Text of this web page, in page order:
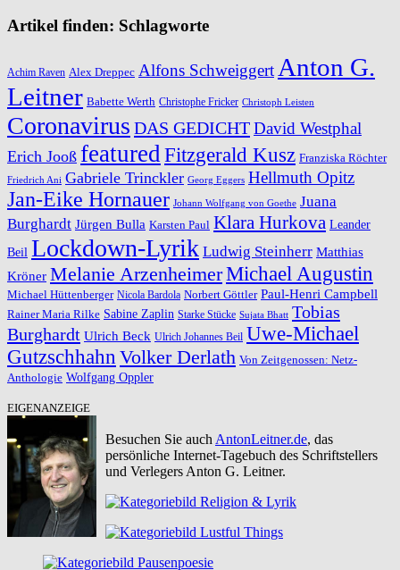
Artikel finden: Schlagworte
Achim Raven Alex Dreppec Alfons Schweiggert Anton G.
Leitner Babette Werth Christophe Fricker Christoph Leisten
Coronavirus DAS GEDICHTDavid Westphal
Erich Jooß featured Fitzgerald Kusz Franziska Röchter
Friedrich Ani Gabriele Trinckler Georg Eggers Hellmuth Opitz
Jan-Eike Hornauer Johann Wolfgang von Goethe Juana
Burghardt Jürgen Bulla Karsten Paul Klara Hurkova Leander
Beil Lockdown-Lyrik Ludwig Steinherr Matthias
Kröner Melanie ArzenheimerMichael Augustin
Michael Hüttenberger Nicola Bardola Norbert Göttler Paul-Henri Campbell
Rainer Maria Rilke Sabine Zaplin Starke Stücke Sujata Bhatt Tobias
Burghardt Ulrich Beck Ulrich Johannes Beil Uwe-Michael
Gutzschhahn Volker Derlath Von Zeitgenossen: Netz-
Anthologie Wolfgang Oppler
EIGENANZEIGE
Besuchen Sie auch AntonLeitner.de, das
persönliche Internet-Tagebuch des Schriftstellers
und Verlegers Anton G. Leitner.